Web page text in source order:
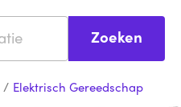
Zoeken
/ Elektrisch Gereedschap